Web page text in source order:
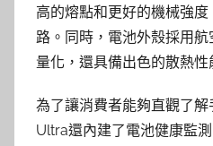
高的熔點和更好的機械強
路。同時，電池外殼採用
量化，還具備出色的散熱性
為了讓消費者能夠直觀了
Ultra還內建了電池健康監